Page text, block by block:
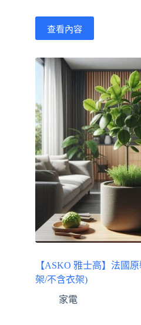
查看內容
【ASKO 雅士高】法國
架/不含衣架)
家電